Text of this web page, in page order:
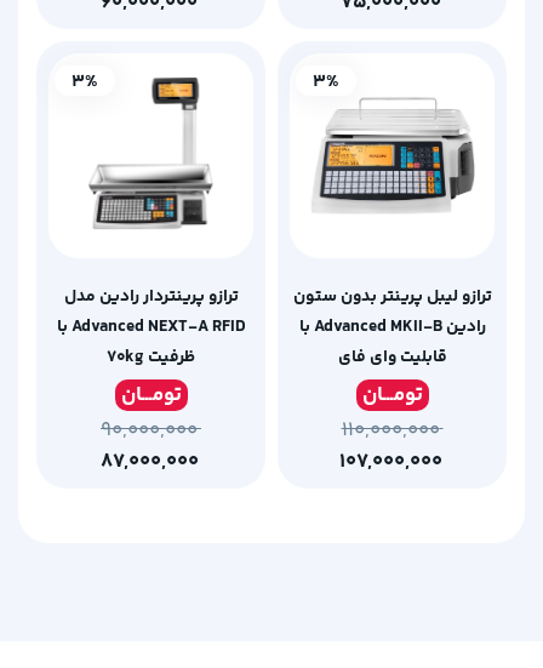
ترازو لیبل پرینتر بدون ستون
رادین Advanced MKII-B با
قابلیت وای فای
تومـــان
۱۱۰,۰۰۰,۰۰۰
3%
ترازو پرینتردار رادین مدل
Advanced NEXT-A RFID با
ظرفیت ۷۰kg
تومـــان
۹۰,۰۰۰,۰۰۰
3%